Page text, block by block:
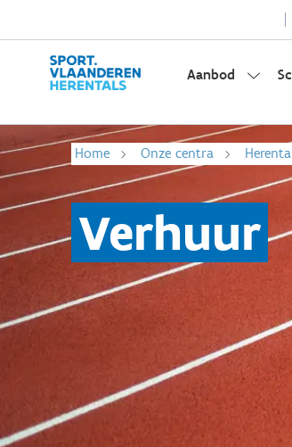
Aanbod
Home Onze centra
Verhuur